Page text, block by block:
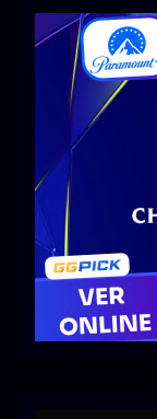
Series 720p
Series 1080p 60
¿COMO
TIPOS DE
VIP